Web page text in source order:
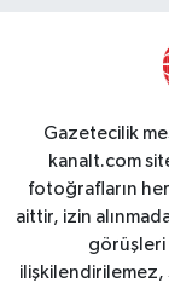
Gazetecilik
kanalt.com
fotoğrafların her
aittir, izin
görüşleri
ilişkilendirilemez,